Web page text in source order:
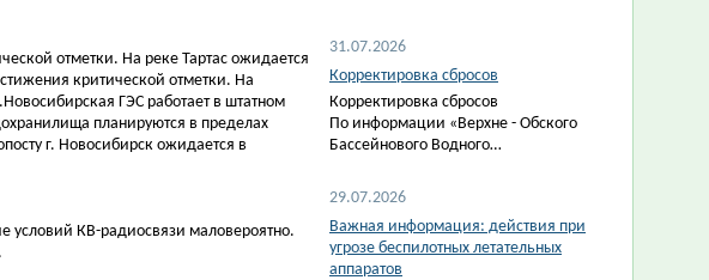
отметки. На реке Тартас ожидается
критической отметки. На
ГЭС работает в штатном
планируются в пределах
г. Новосибирск ожидается в
условий КВ-радиосвязи маловероятно.
31.07.2026
Корректировка сбросов
Корректировка сбросов
По информации «Верхне - Обского
Бассейнового Водного…
29.07.2026
Важная информация: действия при
угрозе беспилотных летательных
аппаратов